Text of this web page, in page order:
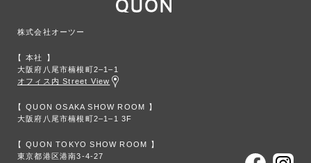
株式会社オーツー
本社
大阪府八尾市楠根町2‒1‒1
オフィス内 Street View
QUON OSAKA SHOW ROOM
大阪府八尾市楠根町2‒1‒1 3F
QUON TOKYO SHOW ROOM
東京都港区港南3-4-27